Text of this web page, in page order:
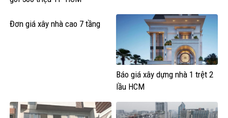
Đơn giá xây nhà cao 7 tầng
Báo giá xây dựng nhà 1 trệt 2
lầu HCM